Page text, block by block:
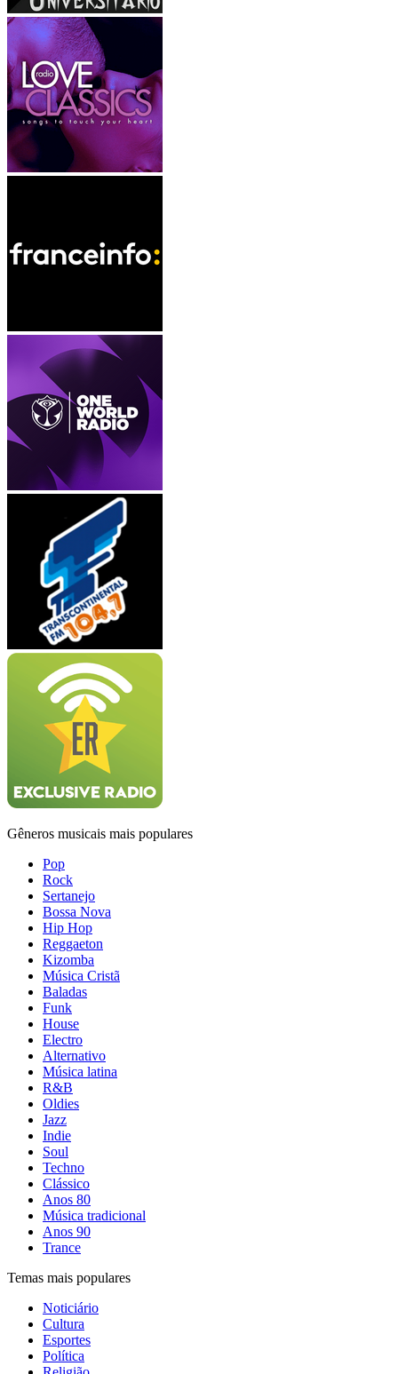
Gêneros musicais mais populares
Pop
Rock
Sertanejo
Bossa Nova
Hip Hop
Reggaeton
Kizomba
Música Cristã
Baladas
Funk
House
Electro
Alternativo
Música latina
R&B
Oldies
Jazz
Indie
Soul
Techno
Clássico
Anos 80
Música tradicional
Anos 90
Trance
Temas mais populares
Noticiário
Cultura
Esportes
Política